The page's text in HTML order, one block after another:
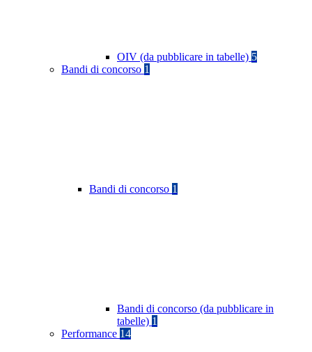
OIV (da pubblicare in tabelle) 5
Bandi di concorso 1
Bandi di concorso 1
Bandi di concorso (da pubblicare in
tabelle) 1
Performance 14